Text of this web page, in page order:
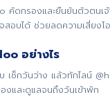
คัดกรองและยืนยันตัวตนเ
สอบได้ ช่วยลดความเสี่ยงโ
อย่างไร
เช็กวันว่าง แล้วทักไลน์
งและดูแลจนถึงวันเข้าพัก